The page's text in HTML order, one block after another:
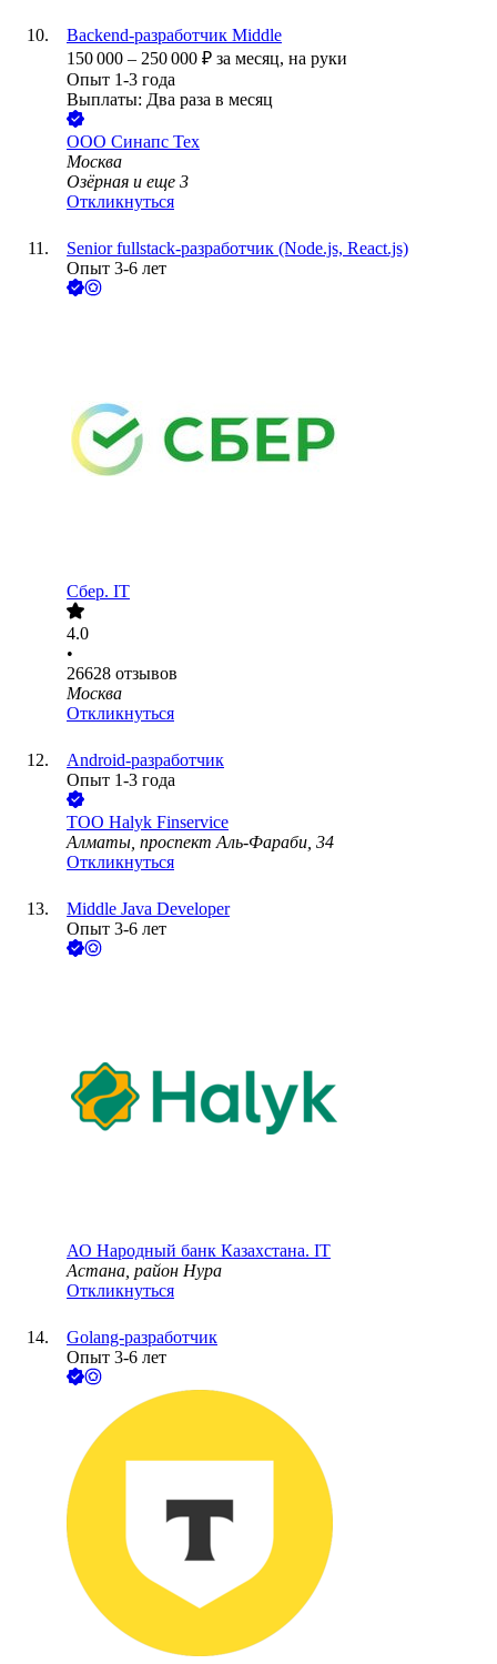
Backend-разработчик Middle
150 000 – 250 000 ₽ за месяц, на руки
Опыт 1-3 года
Выплаты: Два раза в месяц
ООО Синапс Тех
Москва
Озёрная и еще 3
Откликнуться
Senior fullstack-разработчик (Node.js, React.js)
Опыт 3-6 лет
Сбер. IT
4.0
•
26628 отзывов
Москва
Откликнуться
Android-разработчик
Опыт 1-3 года
ТОО Halyk Finservice
Алматы, проспект Аль-Фараби, 34
Откликнуться
Middle Java Developer
Опыт 3-6 лет
АО Народный банк Казахстана. IT
Астана, район Нура
Откликнуться
Golang-разработчик
Опыт 3-6 лет